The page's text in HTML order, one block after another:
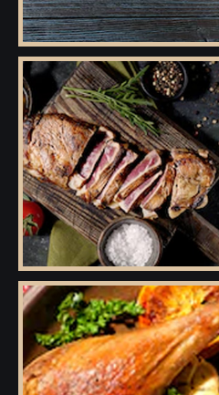
Sušené houby
Tekutá koření a
Marinády a pasty
Potravinové přípravky
Bělka
Dárkové dřevěné kazety
Dárkové krabičky a
Prázdné dózy a kořenky
Přihlášení pro VO